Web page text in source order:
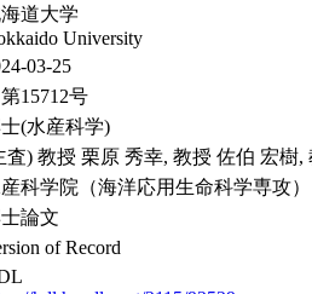
道大学
University
03-25
15712号
(水産科学)
査) 教授 栗原 秀幸, 教授 佐伯 宏樹,
科学院（海洋応用生命科学専攻）
論文
of Record